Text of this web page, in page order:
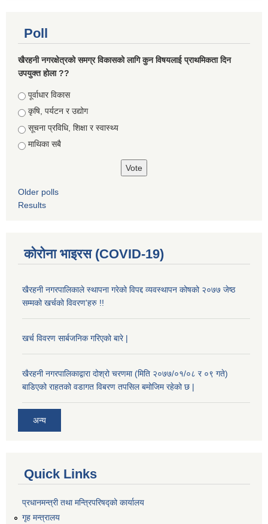
Poll
खैरहनी नगरक्षेत्रको समग्र विकासको लागि कुन विषयलाई प्राथमिकता दिन
उपयुक्त होला ??
Choices
पूर्वाधार विकास
कृषि, पर्यटन र उद्योग
सूचना प्रविधि, शिक्षा र स्वास्थ्य
माथिका सबै
Older polls
Results
कोरोना भाइरस (COVID-19)
खैरहनी नगरपालिकाले स्थापना गरेको विपद्द व्यवस्थापन कोषको २०७७ जेष्ठ
सम्मको खर्चको विवरण'हरु !!
खर्च विवरण सार्बजनिक गरिएको बारे |
खैरहनी नगरपालिकाद्वारा दोश्रो चरणमा (मिति २०७७/०१/०८ र ०९ गते)
बाडिएको राहतको वडागत विबरण तपसिल बमोजिम रहेको छ |
अन्य
Quick Links
प्रधानमन्त्री तथा मन्त्रिपरिषद्को कार्यालय
गृह मन्त्रालय